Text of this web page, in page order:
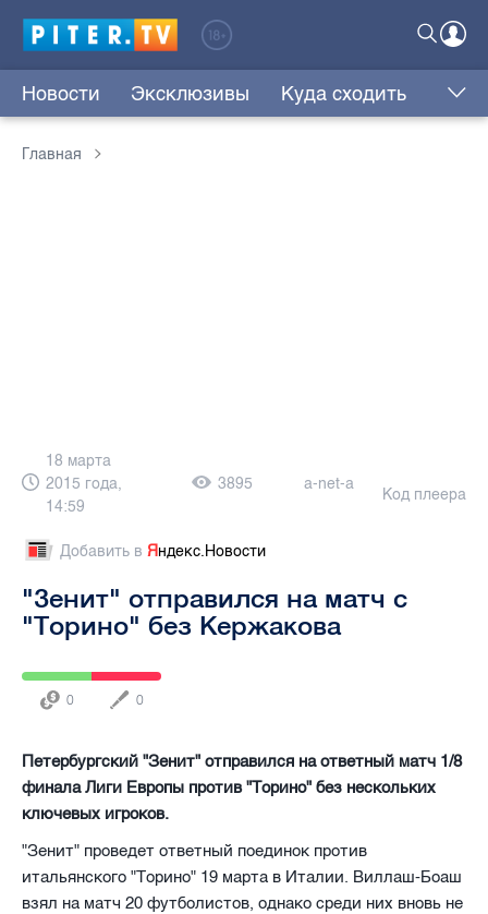
Новости Эксклюзивы Куда сходить
Главная
18 марта
2015 года,
14:59
3895 a-net-a
Код плеера
Добавить в Яндекс.Новости
"Зенит" отправился на матч с
"Торино" без Кержакова
0 0
Петербургский "Зенит" отправился на ответный матч 1/8
финала Лиги Европы против "Торино" без нескольких
ключевых игроков.
"Зенит" проведет ответный поединок против
итальянского "Торино" 19 марта в Италии. Виллаш-Боаш
взял на матч 20 футболистов, однако среди них вновь не